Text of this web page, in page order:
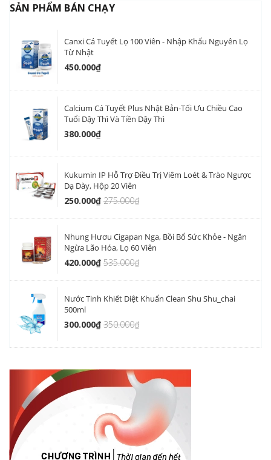
SẢN PHẨM BÁN CHẠY
Canxi Cá Tuyết Lọ 100 Viên - Nhập Khẩu Nguyên Lọ
Từ Nhật
450.000₫
Calcium Cá Tuyết Plus Nhật Bản-Tối Ưu Chiều Cao
Tuổi Dậy Thì Và Tiền Dậy Thì
380.000₫
Kukumin IP Hỗ Trợ Điều Trị Viêm Loét & Trào Ngược
Dạ Dày, Hộp 20 Viên
250.000₫ 275.000₫
Nhung Hươu Cigapan Nga, Bồi Bổ Sức Khỏe - Ngăn
Ngừa Lão Hóa, Lọ 60 Viên
420.000₫ 535.000₫
Nước Tinh Khiết Diệt Khuẩn Clean Shu Shu_chai
500ml
300.000₫ 350.000₫